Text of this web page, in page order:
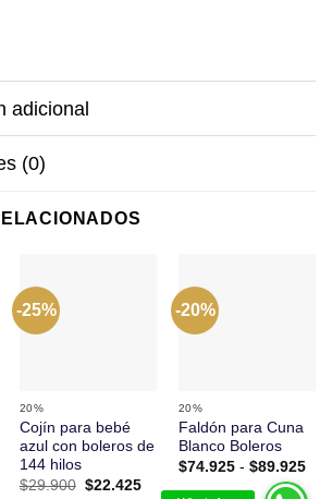
adicional
(0)
-25%
20%
Cojín para bebé
azul con boleros de
144 hilos
$29.900 El
$22.425El
-20%
20%
Faldón para Cuna
Blanco Boleros
$74.925 - $89.925